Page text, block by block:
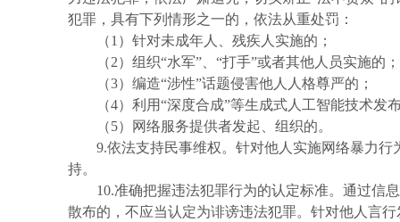
犯罪，具有下列情形之一的，依法从重处罚：
（1）针对未成年人、残疾人实施的；
（2）组织“水军”、“打手”或者其他人员实施的；
（3）编造“涉性”话题侵害他人人格尊严的；
（4）利用“深度合成”等生成式人工智能技术发
（5）网络服务提供者发起、组织的。
9.依法支持民事维权。针对他人实施网络暴力
持。
10.准确把握违法犯罪行为的认定标准。通过信
散布的，不应当认定为诽谤违法犯罪。针对他人言